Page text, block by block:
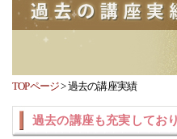
TOPページ>過去の講座実績
過去の講座も充実してお